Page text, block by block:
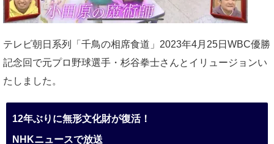
テレビ朝日系列「千鳥の相席食道」2023年4月25日WBC優勝
記念回で元プロ野球選手・杉谷拳士さんとイリュージョンい
たしました。
12年ぶりに無形文化財が復活！
NHKニュースで放送